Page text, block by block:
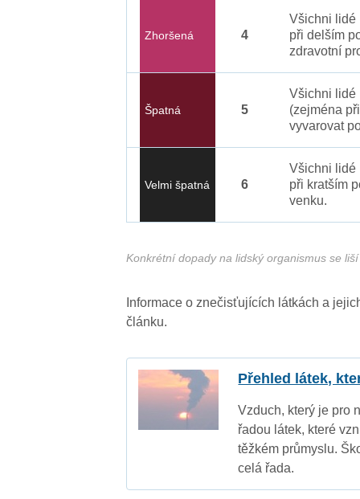
Zhoršená 4
Všichni lidé
při delším
zdravotní
Špatná 5
Všichni lidé
(zejména
vyvarovat
Velmi špatná 6
Všichni lidé
při kratším
venku.
Konkrétní dopady na lidský organismus se
Informace o znečisťujících látkách a
článku.
Přehled látek,
Vzduch, který je pro
řadou látek, které
těžkém průmyslu.
celá řada.